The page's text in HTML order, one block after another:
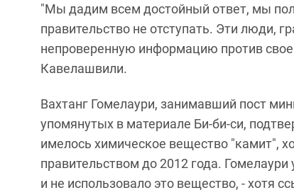
"Мы дадим всем достойный ответ, мы
правительство не отступать. Эти люди,
непроверенную информацию против
Кавелашвили.
Вахтанг Гомелаури, занимавший пост
упомянутых в материале Би-би-си,
имелось химическое вещество "камит",
правительством до 2012 года.
и не использовало это вещество, - хотя